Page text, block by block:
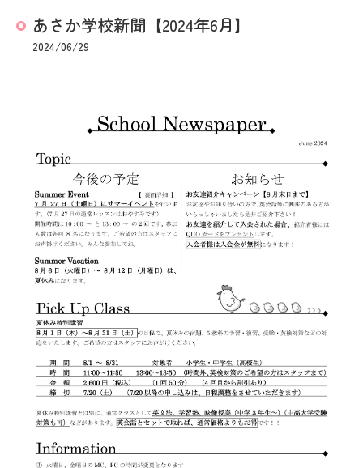
あさか学校新聞【2024年6月】
2024/06/29